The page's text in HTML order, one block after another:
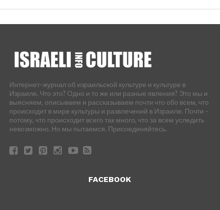
Интернет-журнал об израильской культуре и культуре в
Израиле. Что это? Одно и то же или разные явления? Это мы и
выясняем, описываем и рассказываем почти что обо всем, что
происходит в мире культуры и развлечений в Израиле. Почти -
потому, что происходит всего так много, что за всем уследить
невозможно. Но мы пытаемся. Присоединяйтесь.
FACEBOOK